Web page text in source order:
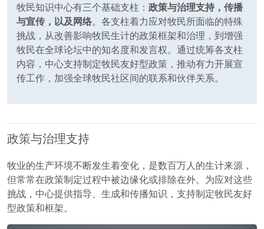
牧民知识中心有三个基础支柱： 政策与治理支持，传播
与宣传，以及网络。各支柱着力应对牧民所面临的特殊
挑战，从改善影响牧民生计的政策框架和治理，到增强
牧民在全球论坛中的知名度和发言权。通过统筹各支柱
内容，中心支持制定牧民友好型政策，推动有力开展宣
传工作，加强全球牧民社区间的联系和伙伴关系。
政策与治理支持
牧业的生产环境不断发生着变化，是数百万人的生计来源，
但常常在政策制定过程中被边缘化或排除在外。为应对这些
挑战，中心提供指导、生成和传播知识，支持制定牧民友好
型政策和框架。